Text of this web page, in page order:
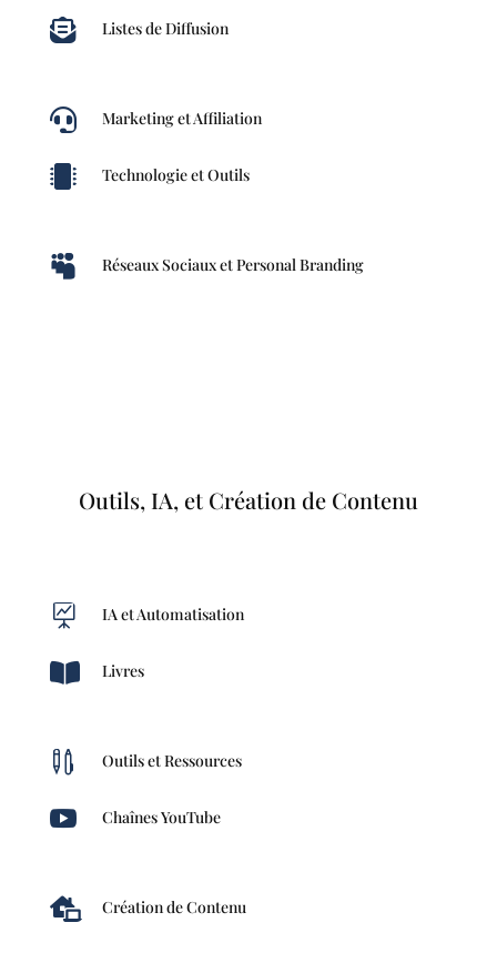
 Listes de Diffusion
 Marketing et Affiliation
 Technologie et Outils
 Réseaux Sociaux et Personal Branding
Outils, IA, et Création de Contenu
 IA et Automatisation
 Livres
 Outils et Ressources
 Chaînes YouTube
 Création de Contenu